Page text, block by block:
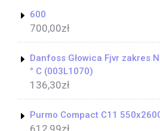
600
700,00zł
Danfoss Głowica Fjvr zakres
° C (003L1070)
136,30zł
Purmo Compact C11